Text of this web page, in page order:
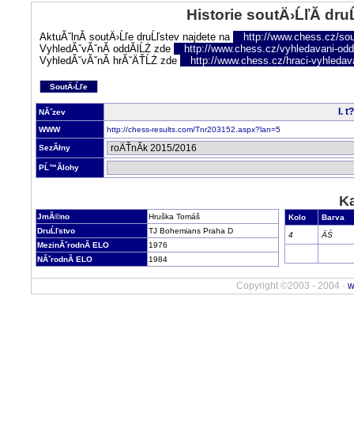
Historie soutÄ›ĹľĂ­
AktuĂˇlnĂ­ soutÄ›Ĺľe druĹľstev najdete na
http://www.chess.cz/
VyhledĂˇvĂˇnĂ­ oddĂ­lĹŻ zde
http://www.chess.cz/vyhledavani-
VyhledĂˇvĂˇnĂ­ hrĂˇÄŤĹŻ zde
http://www.chess.cz/hraci-
SoutÄ›Ĺľe
NĂˇzev I.
WWW http://chess-results.com/Tnr203152.aspx?lan=5
SezĂłny
PĹ™Ă­lohy
JmĂ©no
Hruška Tomáš
DruĹľstvo
TJ Bohemians Praha D
MezinĂˇrodnĂ­ ELO
1976
NĂˇrodnĂ­ ELO
1984
Kolo
Barva
4
ÄŚ
Copyright ©2003 - 2004 ·